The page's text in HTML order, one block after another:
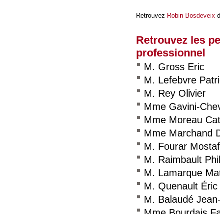
Retrouvez Robin Bosdeveix
Retrouvez les
professionnel
M. Gross Eric
M. Lefebvre
M. Rey Olivier
Mme Gavini-
Mme Moreau
Mme Marchand
M. Fourar
M. Raimbault
M. Lamarque
M. Quenault Éric
M. Balaudé